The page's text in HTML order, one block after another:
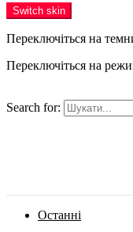
Switch skin
Переключіться на
Переключіться на
Search for:
Останні